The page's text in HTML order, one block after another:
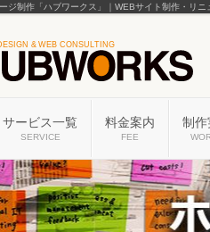
ジ制作「ハブワークス」｜WEBサイト制作・リ
サービス一覧
SERVICE
料金案内
FEE
制作